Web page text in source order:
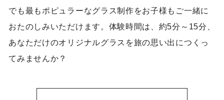
でも最もポピュラーなグラス制作をお子様もご一緒に
おたのしみいただけます。体験時間は、約5分～15分、
あなただけのオリジナルグラスを旅の思い出につくっ
てみませんか？